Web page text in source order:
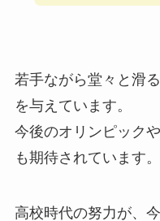
若手ながら堂々と滑
を与えています。
今後のオリンピック
も期待されています。
高校時代の努力が、